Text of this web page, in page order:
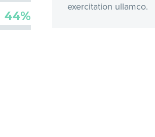
44%
exercitation ullamco.